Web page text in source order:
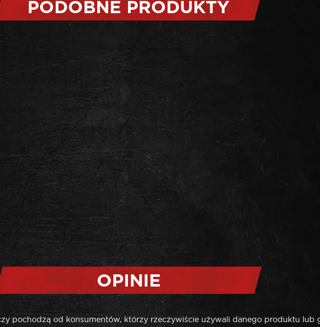
PODOBNE PRODUKTY
OPINIE
pochodzą od konsumentów, którzy rzeczywiście używali danego produktu lub